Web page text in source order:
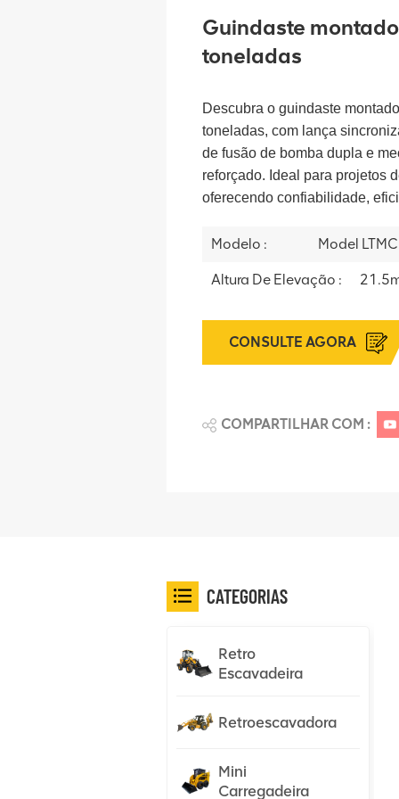
Guindaste
toneladas
Descubra o guindaste
toneladas, com lança
de fusão de bomba dupla e
reforçado. Ideal para projetos
oferecendo confiabilidade,
Modelo : Model
Altura De Elevação :
CONSULTE AGORA
COMPARTILHAR COM :
CATEGORIAS
Retro
Escavadeira
Retroescavadora
Mini
Carregadeira